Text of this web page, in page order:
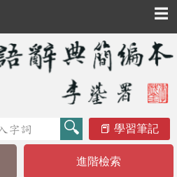
☰
學習筆記
進階檢索